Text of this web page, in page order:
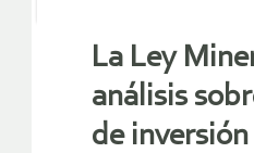
La Ley
análisis
de